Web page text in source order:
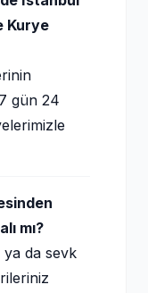
Kurye
gün 24
mı?
ya da sevk